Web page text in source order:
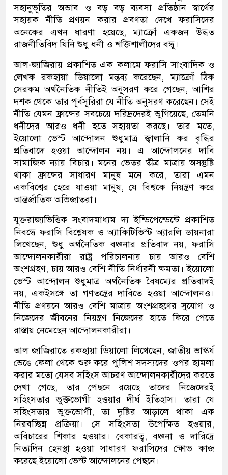
সহানুভূতির অভাব ও বড় বড় ব্যবসা প্রতিষ্ঠান স্বার্থের
সহায়ক নীতি প্রণয়ন করার প্রবণতা দেখে ফরাসিদের
অনেকের এখন ধারণা হয়েছে, ম্যাক্রোঁ একজন উদ্ধত
রাজনীতিবিদ যিনি শুধু ধনী ও শক্তিশালীদের বন্ধু।
আল-জাজিরায় প্রকাশিত এক কলামে ফরাসি সাংবাদিক ও
লেখক রকহায়া ডিয়ালো মন্তব্য করেছেন, ম্যাক্রোঁ ঠিক
সেরকম অর্থনৈতিক নীতিই অনুসরণ করে গেছেন, আশির
দশক থেকে তার পূর্বসূরিরা যে নীতি অনুসরণ করেছেন। সেই
নীতি যেমন ফ্রান্সের সবচেয়ে দরিদ্রদেরই ভুগিয়েছে, তেমনি
ধনীদের আরও ধনী হতে সহায়তা করছে। তার মতে,
ইয়োলো ভেস্ট আন্দোলন শুধুমাত্র জ্বালানি কর বৃদ্ধির
প্রতিবাদে হওয়া আন্দোলন নয়। এ আন্দোলনের দাবি
সামাজিক ন্যায় বিচার। মনের ভেতর তীব্র মাত্রায় অসন্তুষ্টি
থাকা ফ্রান্সের সাধারণ মানুষ মনে করে, তারা এমন
একবিশ্বের হেরে যাওয়া মানুষ, যে বিশ্বকে নিয়ন্ত্রণ করে
আন্তর্জাতিক অভিজাতরা।
যুক্তরাজ্যভিত্তিক সংবাদমাধ্যম দ্য ইন্ডিপেন্ডেন্টে প্রকাশিত
নিবন্ধে ফরাসি বিশ্লেষক ও অ্যাকিটিভিস্ট অ্যারলি ডায়নারা
লিখেছেন, শুধু অর্থনৈতিক বঞ্চনার প্রতিবাদ নয়, ফরাসি
আন্দোলনকারীরা রাষ্ট্র পরিচালনায় চায় আরও বেশি
অংশগ্রহণ, চায় আরও বেশি নীতি নির্ধারনী ক্ষমতা। ইয়োলো
ভেস্ট আন্দোলন শুধুমাত্র অর্থনৈতিক বৈষম্যের প্রতিবাদই
নয়, একইসঙ্গে তা গণতন্ত্রের দাবিতে হওয়া আন্দোলনও।
নীতি প্রণয়নে আরও বেশি মাত্রায় অংশগ্রহণের সুযোগ ও
নিজেদের জীবনের নিয়ন্ত্রণ নিজেদের হাতে ফিরে পেতে
রাস্তায় নেমেছেন আন্দোলনকারীরা।
আল জাজিরাতে রকহায়া ডিয়ালো লিখেছেন, জাতীয় ভাস্কর্য
ভেঙে ফেলা থেকে শুরু করে পুলিশ সদস্যদের ওপর হামলা
করার মতো যেসব সহিংস আচরণ আন্দোলনকারীদের করতে
দেখা গেছে, তার পেছনে রয়েছে তাদের নিজেদেরই
সহিংসতার ভুক্তভোগী হওয়ার দীর্ঘ ইতিহাস। তারা যে
সহিংসতার ভুক্তভোগী, তা দৃষ্টির আড়ালে থাকা এক
নিরবচ্ছিন্ন প্রক্রিয়া। সে সহিংসতা উপেক্ষিত হওয়ার,
অবিচারের শিকার হওয়ার। বেকারত্ব, বঞ্চনা ও দারিদ্রে
নিত্যদিন হেনস্থা হওয়া সাধারণ ফরাসিদের ক্ষোভ কাজ
করেছে ইয়োলো ভেস্ট আন্দোলনের পেছনে।